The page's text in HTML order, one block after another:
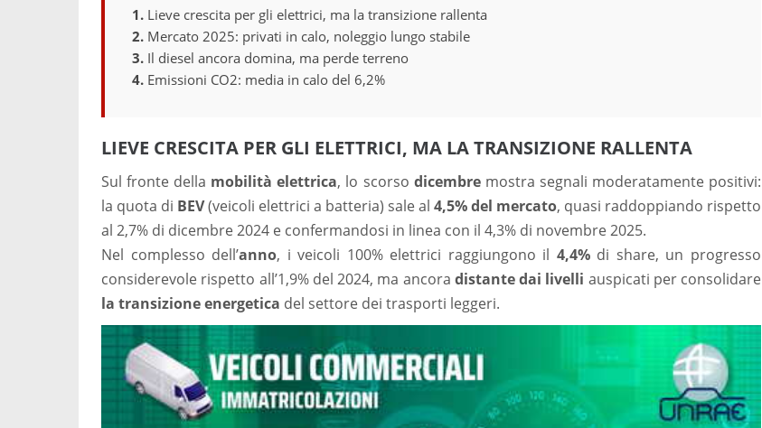
Lieve crescita per gli elettrici, ma la transizione rallenta
Mercato 2025: privati in calo, noleggio lungo stabile
Il diesel ancora domina, ma perde terreno
Emissioni CO2: media in calo del 6,2%
LIEVE CRESCITA PER GLI ELETTRICI, MA LA TRANSIZIONE RALLENTA
Sul fronte della mobilità elettrica, lo scorso dicembremostra segnali moderatamente positivi:
la quota di BEV(veicoli elettrici a batteria) sale al 4,5% del mercato, quasi raddoppiando rispetto
al 2,7% di dicembre 2024 e confermandosi in linea con il 4,3% di novembre 2025.
Nel complesso dell’anno, i veicoli 100% elettrici raggiungono il 4,4%di share, un progresso
considerevole rispetto all’1,9% del 2024, ma ancora distante dai livelli auspicati per consolidare
la transizione energetica del settore dei trasporti leggeri.